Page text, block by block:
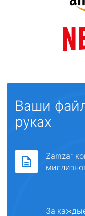
Ваши
руках
Zamzar
За